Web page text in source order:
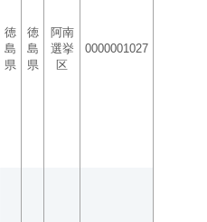
徳
島
県
徳
島
県
阿南
選挙
区
0000001027